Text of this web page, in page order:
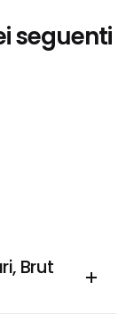
seguenti
Brut